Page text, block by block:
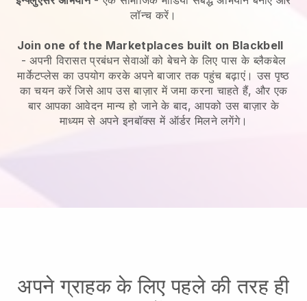
लॉन्च करें।
Join one of the Marketplaces built on Blackbell
-अपनी विरासत प्रबंधन सेवाओं को बेचने के लिए पास के ब्लैकबेल
मार्केटप्लेस का उपयोग करके अपने बाजार तक पहुंच बढ़ाएं। उस पृष्ठ
का चयन करें जिसे आप उस बाज़ार में जमा करना चाहते हैं, और एक
बार आपका आवेदन मान्य हो जाने के बाद, आपको उस बाज़ार के
माध्यम से अपने इनबॉक्स में ऑर्डर मिलने लगेंगे।
अपने ग्राहक के लिए पहले की तरह ही